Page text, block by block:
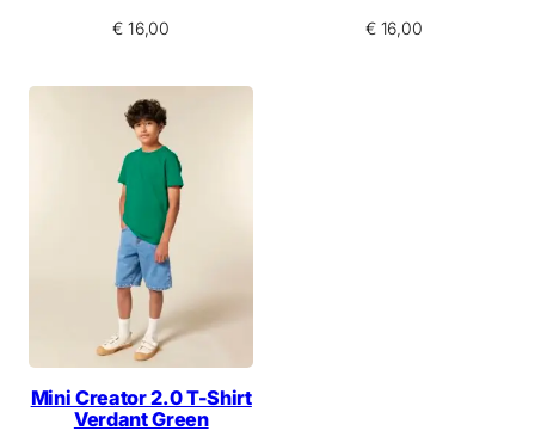
€ 16,00 €16,00
Mini Creator 2.0 T-Shirt
Verdant Green